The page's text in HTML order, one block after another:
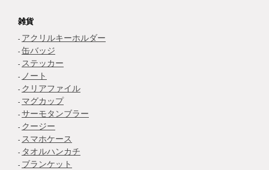
雑貨
アクリルキーホルダー
缶バッジ
ステッカー
ノート
クリアファイル
マグカップ
サーモタンブラー
クージー
スマホケース
タオルハンカチ
ブランケット